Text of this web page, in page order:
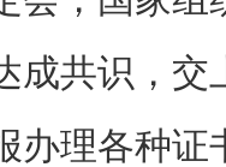
成共识，交
办理各种证